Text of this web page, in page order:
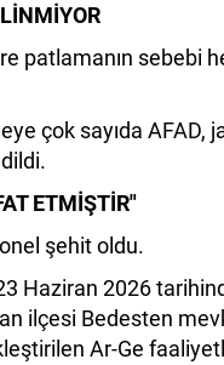
patlamanın sebebi
çok sayıda AFAD,
ETMİŞTİR"
şehit oldu.
Haziran 2026
ilçesi Bedesten
Ar-Ge